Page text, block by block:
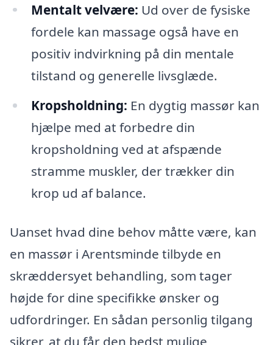
Mentalt velvære: Ud over de fysiske
fordele kan massage også have en
positiv indvirkning på din mentale
tilstand og generelle livsglæde.
Kropsholdning: En dygtig massør kan
hjælpe med at forbedre din
kropsholdning ved at afspænde
stramme muskler, der trækker din
krop ud af balance.
Uanset hvad dine behov måtte være, kan
en massør i Arentsminde tilbyde en
skræddersyet behandling, som tager
højde for dine specifikke ønsker og
udfordringer. En sådan personlig tilgang
sikrer, at du får den bedst mulige